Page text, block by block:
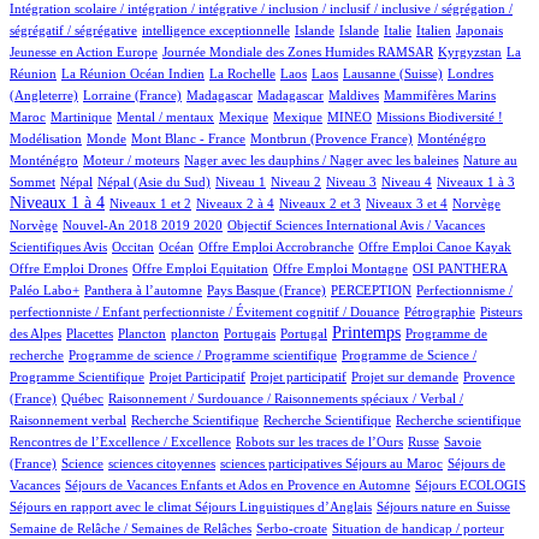
Intégration scolaire / intégration / intégrative / inclusion / inclusif / inclusive / ségrégation /
ségrégatif / ségrégative
1/1076 intelligence exceptionnelle
9/1076 Islande
8/1076 Islande
16/1076 Italie
83/1076 Italien
6/1076 Japonais
3/1076
Jeunesse en Action Europe
5/1076 Journée Mondiale des Zones Humides RAMSAR
101/1076 Kyrgyzstan
6/1076
La
Réunion
4/1076La Réunion Océan Indien
2/1076 La Rochelle
1/1076 Laos
1/1076 Laos
2/1076 Lausanne (Suisse)
49/1076
Londres
(Angleterre)
2/1076 Lorraine (France)
3/1076 Madagascar
3/1076 Madagascar
1/1076 Maldives
1/1076 Mammifères Marins
9/1076
Maroc
9/1076Martinique
2/1076 Mental / mentaux
1/1076 Mexique
1/1076 Mexique
43/1076 MINEO
45/1076 Missions Biodiversité !
1/1076
Modélisation
3/1076 Monde
1/1076 Mont Blanc - France
9/1076 Montbrun (Provence France)
16/1076 Monténégro
16/1076
Monténégro
2/1076 Moteur / moteurs
1/1076 Nager avec les dauphins / Nager avec les baleines
4/1076
Nature au
Sommet
18/1076Népal
18/1076 Népal (Asie du Sud)
18/1076 Niveau 1
12/1076 Niveau 2
15/1076 Niveau 3
117/1076 Niveau 4
140/1076 Niveaux 1 à 3
401/1076
Niveaux 1 à 4
15/1076 Niveaux 1 et 2
70/1076 Niveaux 2 à 4
15/1076 Niveaux 2 et 3
170/1076 Niveaux 3 et 4
2/1076 Norvège
2/1076
Norvège
21/1076Nouvel-An 2018 2019 2020
1/1076
Objectif Sciences International Avis / Vacances
Scientifiques Avis
10/1076 Occitan
187/1076 Océan
1/1076 Offre Emploi Accrobranche
1/1076 Offre Emploi Canoe Kayak
1/1076
Offre Emploi Drones
1/1076 Offre Emploi Equitation
1/1076 Offre Emploi Montagne
109/1076 OSI PANTHERA
104/1076
Paléo Labo+
108/1076 Panthera à l’automne
6/1076 Pays Basque (France)
58/1076 PERCEPTION
1/1076
Perfectionnisme /
perfectionniste / Enfant perfectionniste / Évitement cognitif / Douance
16/1076 Pétrographie
5/1076
Pisteurs
des Alpes
3/1076 Placettes
1/1076 Plancton
1/1076 plancton
11/1076 Portugais
3/1076 Portugal
457/1076 Printemps
1/1076
Programme de
recherche
1/1076 Programme de science / Programme scientifique
2/1076
Programme de Science /
Programme Scientifique
1/1076 Projet Participatif
1/1076 Projet participatif
17/1076 Projet sur demande
83/1076
Provence
(France)
6/1076Québec
1/1076
Raisonnement / Surdouance / Raisonnements spéciaux / Verbal /
Raisonnement verbal
1/1076 Recherche Scientifique
1/1076 Recherche Scientifique
1/1076 Recherche scientifique
1/1076
Rencontres de l’Excellence / Excellence
6/1076 Robots sur les traces de l’Ours
101/1076 Russe
4/1076
Savoie
(France)
17/1076Science
1/1076 sciences citoyennes
1/1076 sciences participatives
1/1076 Séjours au Maroc
99/1076
Séjours de
Vacances
75/1076Séjours de Vacances Enfants et Ados en Provence en Automne
7/1076 Séjours ECOLOGIS
18/1076
Séjours en rapport avec le climat
67/1076 Séjours Linguistiques d’Anglais
11/1076 Séjours nature en Suisse
99/1076
Semaine de Relâche / Semaines de Relâches
16/1076 Serbo-croate
2/1076
Situation de handicap / porteur